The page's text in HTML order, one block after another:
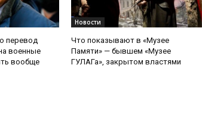
перевод
военные
вообще
Новости
Что показывают в «Музее
Памяти» — бывшем «Музее
ГУЛАГа», закрытом властями